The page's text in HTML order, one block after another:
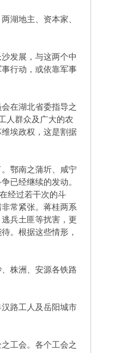
湖地主、资本家、
发展，与这两个中
行动，或依靠军事
在湖北省委指导之
人群众及广大的农
埃政权，这是割据
鄂南之蒲圻、咸宁
已经继续的发动。
经过若干次的斗
常紧张。蒋桂两系
兵土匪等扰害，更
。根据这些情形，
株洲、安源各铁路
路工人及岳阳城市
工会。各个工会之